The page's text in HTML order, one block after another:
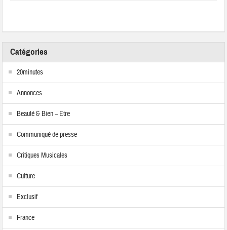
Catégories
20minutes
Annonces
Beauté & Bien – Etre
Communiqué de presse
Critiques Musicales
Culture
Exclusif
France